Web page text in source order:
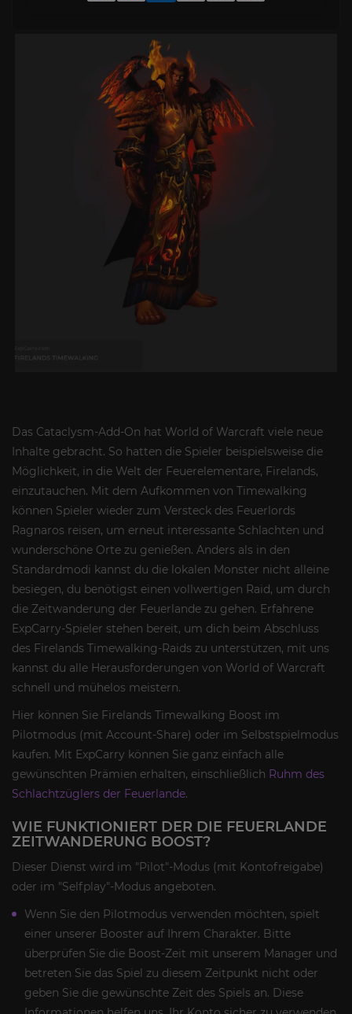
Das Cataclysm-Add-On hat World of Warcraft viele neue
Inhalte gebracht. So hatten die Spieler beispielsweise die
Möglichkeit, in die Welt der Feuerelementare, Firelands,
einzutauchen. Mit dem Aufkommen von Timewalking
können Spieler wieder zum Versteck des Feuerlords
Ragnaros reisen, um erneut interessante Schlachten und
wunderschöne Orte zu genießen. Anders als in den
Standardmodi kannst du die lokalen Monster nicht alleine
besiegen, du benötigst einen vollwertigen Raid, um durch
die Zeitwanderung der Feuerlande zu gehen. Erfahrene
ExpCarry-Spieler stehen bereit, um dich beim Abschluss
des Firelands Timewalking-Raids zu unterstützen, mit uns
kannst du alle Herausforderungen von World of Warcraft
schnell und mühelos meistern.
Hier können Sie Firelands Timewalking Boost im
Pilotmodus (mit Account-Share) oder im Selbstspielmodus
kaufen. Mit ExpCarry können Sie ganz einfach alle
gewünschten Prämien erhalten, einschließlich Ruhm des
Schlachtzüglers der Feuerlande.
WIE FUNKTIONIERT DER DIE FEUERLANDE
ZEITWANDERUNG BOOST?
Dieser Dienst wird im "Pilot"-Modus (mit Kontofreigabe)
oder im "Selfplay"-Modus angeboten.
Wenn Sie den Pilotmodus verwenden möchten, spielt
einer unserer Booster auf Ihrem Charakter. Bitte
überprüfen Sie die Boost-Zeit mit unserem Manager und
betreten Sie das Spiel zu diesem Zeitpunkt nicht oder
geben Sie die gewünschte Zeit des Spiels an. Diese